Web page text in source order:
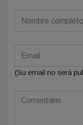
(Su email no será